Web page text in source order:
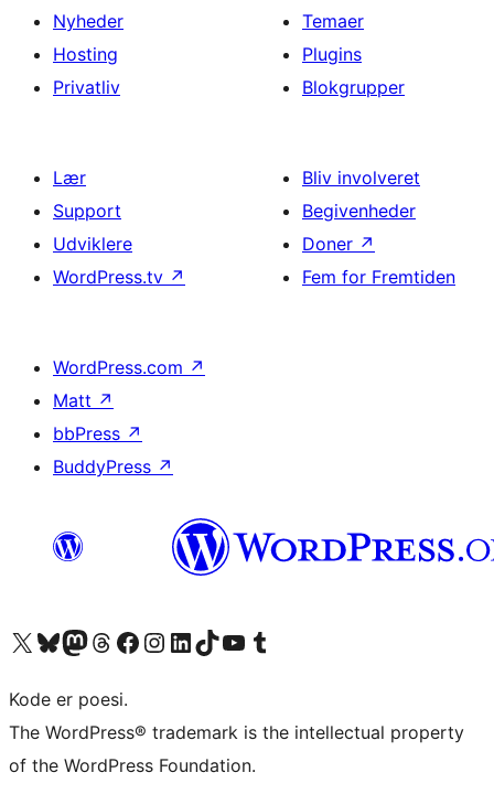
Nyheder
Hosting
Privatliv
Temaer
Plugins
Blokgrupper
Lær
Support
Udviklere
WordPress.tv ↗
Bliv involveret
Begivenheder
Doner ↗
Fem for Fremtiden
WordPress.com ↗
Matt ↗
bbPress ↗
BuddyPress ↗
Besøg vores X (tidligere Twitter) konto
Besøg vores Bluesky-konto
Besøg vores Mastodon konto
Besøg vores Threads-konto
Besøg vores Facebook sideBesøg vores Instagram konto
Besøg vores LinkedIn konto
Besøg vores TikTok-konto
Besøg vores YouTube-kanalBesøg vores Tumblr-konto
Kode er poesi.
The WordPress® trademark is the intellectual property
of the WordPress Foundation.